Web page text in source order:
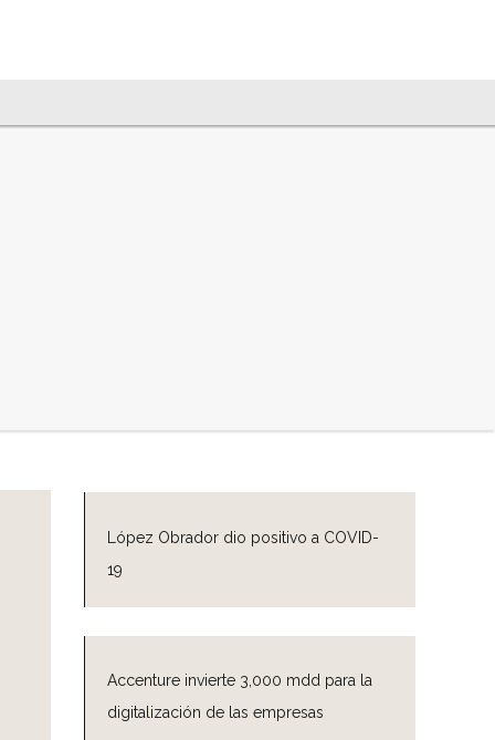
López Obrador dio positivo a COVID-
19
Accenture invierte 3,000 mdd para la
digitalización de las empresas